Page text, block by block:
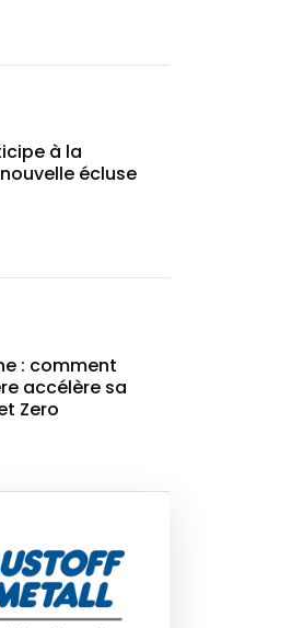
à la
écluse
: comment
accélère sa
Zero